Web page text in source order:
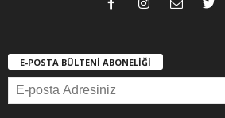
E-POSTA BÜLTENİ ABONELİĞİ